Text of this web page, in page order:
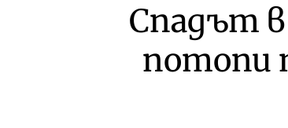
Спадът
потопи